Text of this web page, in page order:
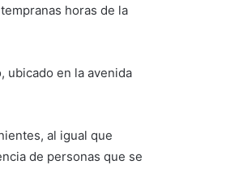
horas de la
ubicado en la avenida
al igual que
de personas que se